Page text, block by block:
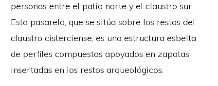
personas entre el patio norte y el claustro sur.
Esta pasarela, que se sitúa sobre los restos del
claustro cisterciense, es una estructura esbelta
de perfiles compuestos apoyados en zapatas
insertadas en los restos arqueológicos.